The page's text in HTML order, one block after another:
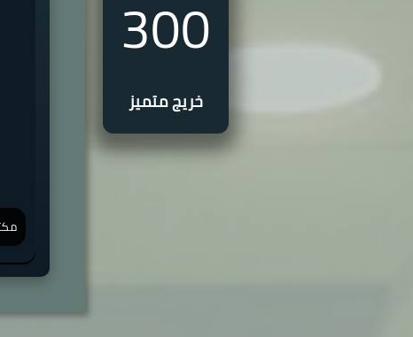
300
خريج متميز